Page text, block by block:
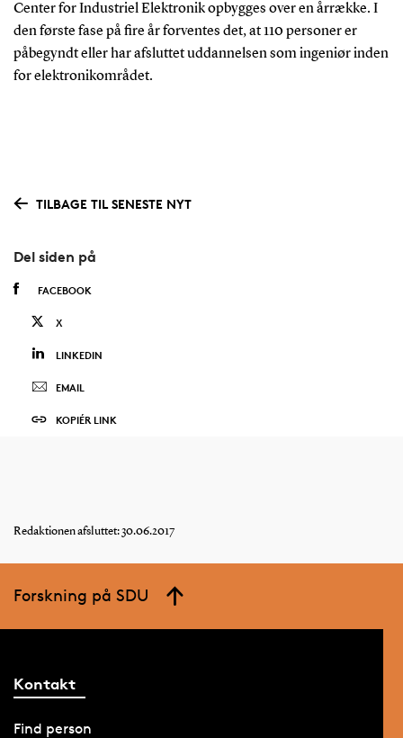
Center for Industriel Elektronik opbygges over en årrække. I
den første fase på fire år forventes det, at 110 personer er
påbegyndt eller har afsluttet uddannelsen som ingeniør inden
for elektronikområdet.
TILBAGE TIL SENESTE NYT
Del siden på
FACEBOOK
X
LINKEDIN
EMAIL
KOPIÉR LINK
Redaktionen afsluttet: 30.06.2017
Forskning på SDU
Kontakt
Find person